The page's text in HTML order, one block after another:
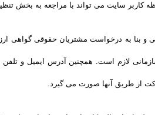
کاربر سایت می تواند با مراجعه به بخش
و بنا به درخواست مشتریان حقوقی گواهی
لازم است. همچنین آدرس ایمیل و
از طریق آنها صورت می گیرد.